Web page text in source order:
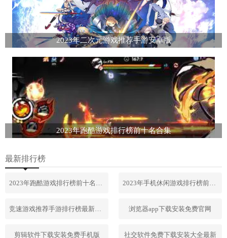
2023年二次元游戏推荐手游安卓版
2023年跑酷游戏排行榜前十名合集
最新排行榜
2023年手机休闲游戏排行榜前十名
浏览器app下载安装免费官网
剪辑软件下载安装免费手机版 社交软件免费下载安装大全最新